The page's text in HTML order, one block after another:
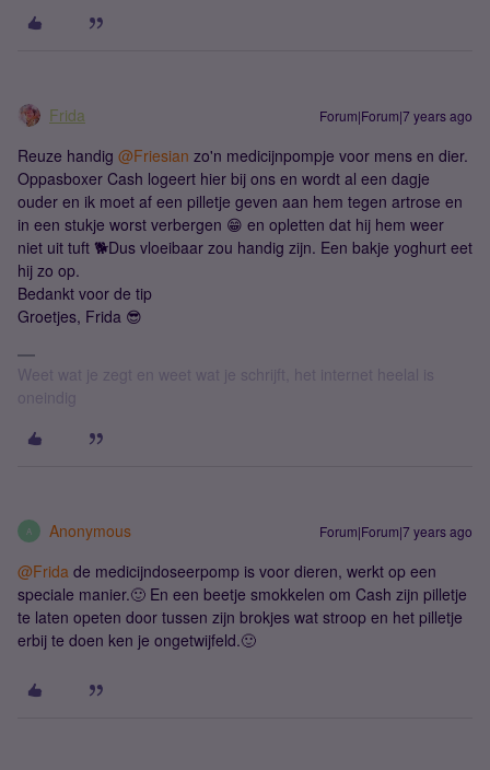
Frida Forum|Forum|7 years ago
Reuze handig @Friesian zo'n medicijnpompje voor mens en dier.
Oppasboxer Cash logeert hier bij ons en wordt al een dagje
ouder en ik moet af een pilletje geven aan hem tegen artrose en
in een stukje worst verbergen 😁 en opletten dat hij hem weer
niet uit tuft 🐕Dus vloeibaar zou handig zijn. Een bakje yoghurt eet
hij zo op.
Bedankt voor de tip
Groetjes, Frida 😎
Weet wat je zegt en weet wat je schrijft, het internet heelal is
oneindig
A Anonymous Forum|Forum|7 years ago
@Frida de medicijndoseerpomp is voor dieren, werkt op een
speciale manier.🙂 En een beetje smokkelen om Cash zijn pilletje
te laten opeten door tussen zijn brokjes wat stroop en het pilletje
erbij te doen ken je ongetwijfeld.🙂